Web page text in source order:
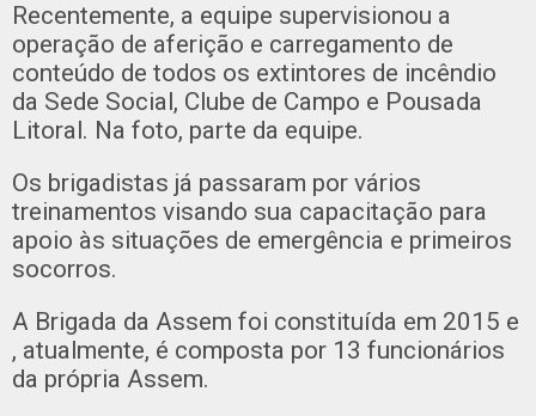
Recentemente, a equipe supervisionou a
operação de aferição e carregamento de
conteúdo de todos os extintores de incêndio
da Sede Social, Clube de Campo e Pousada
Litoral. Na foto, parte da equipe.
Os brigadistas já passaram por vários
treinamentos visando sua capacitação para
apoio às situações de emergência e primeiros
socorros.
A Brigada da Assem foi constituída em 2015 e
, atualmente, é composta por 13 funcionários
da própria Assem.